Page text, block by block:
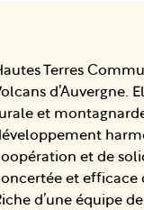
Terres
d’Auvergne.
et
et de
et efficace
d’une équipe